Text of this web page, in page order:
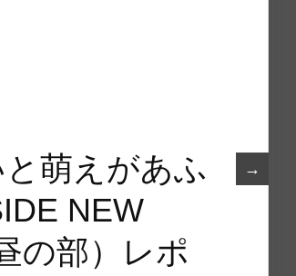
→
萌えがあふ
NEW
の部）レポ